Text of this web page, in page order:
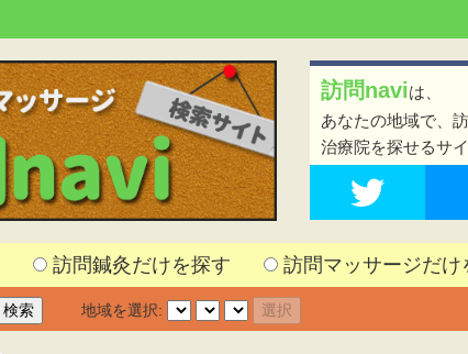
訪問naviは、
あなたの地域で、
治療院を探せるサ
訪問鍼灸だけを探す 訪問マッサージだけ
地域を選択: